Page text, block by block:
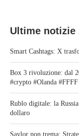
Ultime
Smart Cashtags: X
Box 3 rivoluzione: dal
#crypto #Olanda #FFFF
Rublo digitale: la
dollaro
Saylor non trema: